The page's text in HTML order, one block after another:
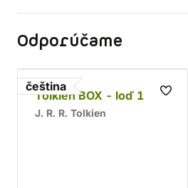
Odporúčame
čeština
Tolkien BOX - loď 1
J. R. R. Tolkien